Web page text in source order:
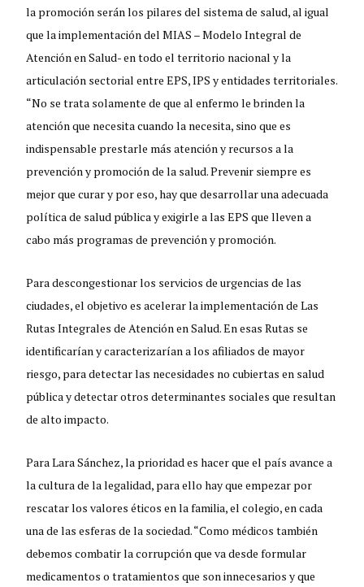
la promoción serán los pilares del sistema de salud, al igual
que la implementación del MIAS – Modelo Integral de
Atención en Salud- en todo el territorio nacional y la
articulación sectorial entre EPS, IPS y entidades territoriales.
“No se trata solamente de que al enfermo le brinden la
atención que necesita cuando la necesita, sino que es
indispensable prestarle más atención y recursos a la
prevención y promoción de la salud. Prevenir siempre es
mejor que curar y por eso, hay que desarrollar una adecuada
política de salud pública y exigirle a las EPS que lleven a
cabo más programas de prevención y promoción.
Para descongestionar los servicios de urgencias de las
ciudades, el objetivo es acelerar la implementación de Las
Rutas Integrales de Atención en Salud. En esas Rutas se
identificarían y caracterizarían a los afiliados de mayor
riesgo, para detectar las necesidades no cubiertas en salud
pública y detectar otros determinantes sociales que resultan
de alto impacto.
Para Lara Sánchez, la prioridad es hacer que el país avance a
la cultura de la legalidad, para ello hay que empezar por
rescatar los valores éticos en la familia, el colegio, en cada
una de las esferas de la sociedad. “Como médicos también
debemos combatir la corrupción que va desde formular
medicamentos o tratamientos que son innecesarios y que